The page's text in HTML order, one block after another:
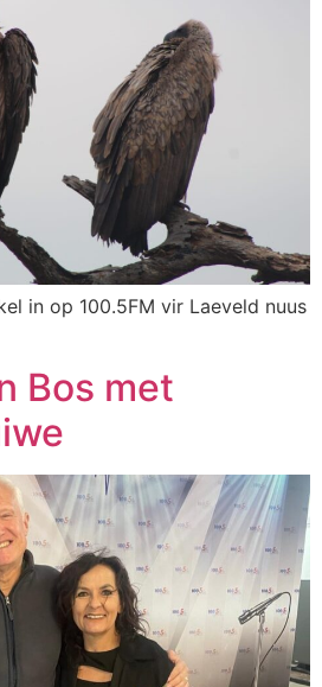
in op 100.5FM vir Laeveld nuus
Bos met